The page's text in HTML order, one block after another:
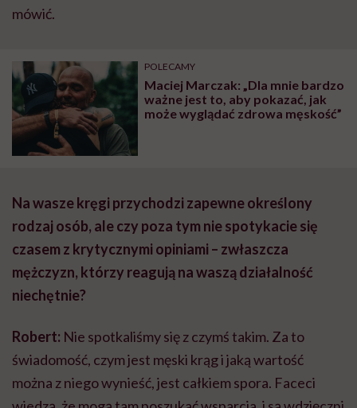
mówić.
POLECAMY
Maciej Marczak: „Dla mnie bardzo
ważne jest to, aby pokazać, jak
może wyglądać zdrowa męskość”
Na wasze kręgi przychodzi zapewne określony
rodzaj osób, ale czy poza tym nie spotykacie się
czasem z krytycznymi opiniami – zwłaszcza
mężczyzn, którzy reagują na waszą działalność
niechętnie?
Robert: Nie spotkaliśmy się z czymś takim. Za to
świadomość, czym jest męski krąg i jaką wartość
można z niego wynieść, jest całkiem spora. Faceci